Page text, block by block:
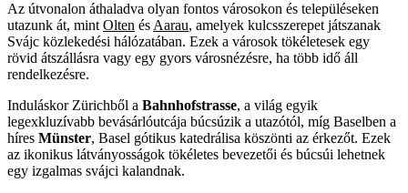
Az útvonalon áthaladva olyan fontos városokon és településeken
utazunk át, mint Olten és Aarau, amelyek kulcsszerepet játszanak
Svájc közlekedési hálózatában. Ezek a városok tökéletesek egy
rövid átszállásra vagy egy gyors városnézésre, ha több idő áll
rendelkezésre.
Induláskor Zürichből a Bahnhofstrasse, a világ egyik
legexkluzívabb bevásárlóutcája búcsúzik a utazótól, míg Baselben a
híres Münster, Basel gótikus katedrálisa köszönti az érkezőt. Ezek
az ikonikus látványosságok tökéletes bevezetői és búcsúi lehetnek
egy izgalmas svájci kalandnak.